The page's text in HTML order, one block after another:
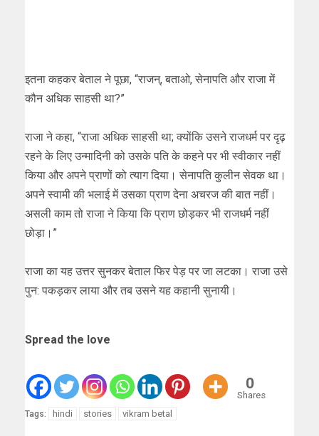
इतना कहकर बेताल ने पूछा, “राजन्, बताओ, सेनापति और राजा में
कौन अधिक साहसी था?”
राजा ने कहा, “राजा अधिक साहसी था; क्योंकि उसने राजधर्म पर दृढ़
रहने के लिए उन्मादिनी को उसके पति के कहने पर भी स्वीकार नहीं
किया और अपने प्राणों को त्याग दिया। सेनापति कुलीन सेवक था।
अपने स्वामी की भलाई में उसका प्राण देना अचरज की बात नहीं।
असली काम तो राजा ने किया कि प्राण छोड़कर भी राजधर्म नहीं
छोड़ा।”
राजा का यह उत्तर सुनकर बेताल फिर पेड़ पर जा लटका। राजा उसे
पुन: पकड़कर लाया और तब उसने यह कहानी सुनायी।
Spread the love
0
Shares
Tags: hindi stories vikram betal